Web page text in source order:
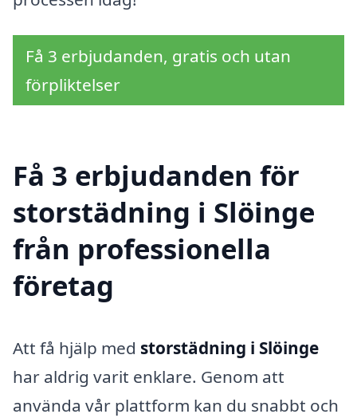
Få 3 erbjudanden, gratis och utan
förpliktelser
Få 3 erbjudanden för
storstädning i Slöinge
från professionella
företag
Att få hjälp med storstädning i Slöinge
har aldrig varit enklare. Genom att
använda vår plattform kan du snabbt och